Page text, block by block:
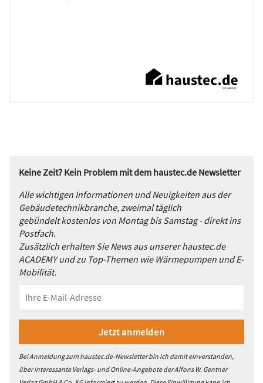
Keine Zeit? Kein Problem mit dem haustec.de Newsletter
Alle wichtigen Informationen und Neuigkeiten aus der
Gebäudetechnikbranche, zweimal täglich
gebündelt kostenlos von Montag bis Samstag - direkt ins
Postfach.
Zusätzlich erhalten Sie News aus unserer haustec.de
ACADEMY und zu Top-Themen wie Wärmepumpen und E-
Mobilität.
Bei Anmeldung zum haustec.de-Newsletter bin ich damit einverstanden,
über interessante Verlags- und Online-Angebote der Alfons W. Gentner